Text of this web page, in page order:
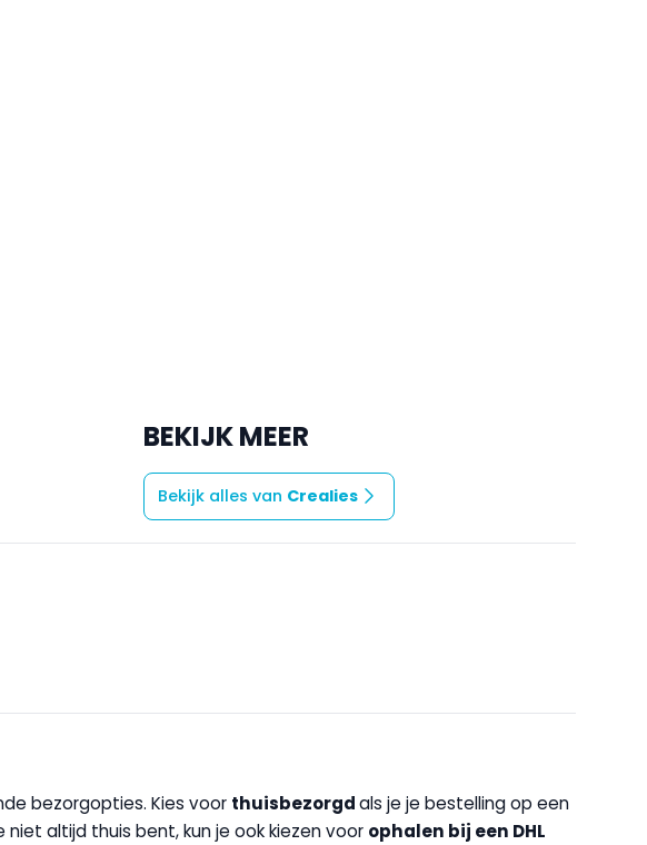
BEKIJK MEER
Bekijk alles van Crealies
bezorgopties. Kies voor thuisbezorgdals je je bestelling op een
altijd thuis bent, kun je ook kiezen voor ophalen bij een DHL